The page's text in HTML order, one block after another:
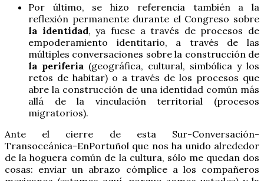
Por último, se hizo referencia también a la
reflexión permanente durante el Congreso sobre
la identidad, ya fuese a través de procesos de
empoderamiento identitario, a través de las
múltiples conversaciones sobre la construcción de
la periferia (geográfica, cultural, simbólica y los
retos de habitar) o a través de los procesos que
abre la construcción de una identidad común más
allá de la vinculación territorial (procesos
migratorios).
Ante el cierre de esta Sur-Conversación-
Transoceánica-EnPortuñol que nos ha unido alrededor
de la hoguera común de la cultura, sólo me quedan dos
cosas: enviar un abrazo cómplice a los compañeros